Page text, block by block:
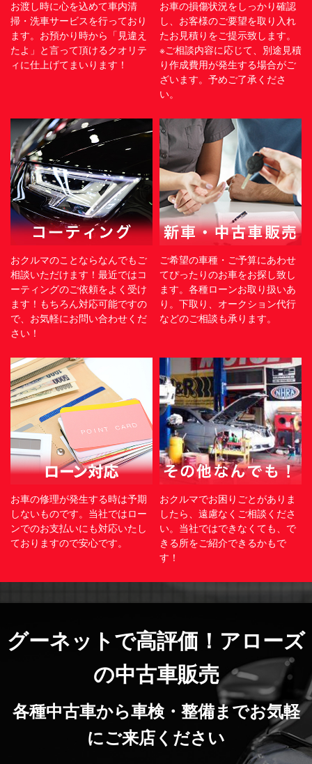
お渡し時に心を込めて車内清
掃・洗車サービスを行っており
ます。お預かり時から「見違え
たよ」と言って頂けるクオリテ
ィに仕上げてまいります！
お車の損傷状況をしっかり確認
し、お客様のご要望を取り入れ
たお見積りをご提示致します。
※ご相談内容に応じて、別途見積
り作成費用が発生する場合がご
ざいます。予めご了承くださ
い。
おクルマのことならなんでもご
相談いただけます！最近ではコ
ーティングのご依頼をよく受け
ます！もちろん対応可能ですの
で、お気軽にお問い合わせくだ
さい！
ご希望の車種・ご予算にあわせ
てぴったりのお車をお探し致し
ます。各種ローンお取り扱いあ
り。下取り、オークション代行
などのご相談も承ります。
お車の修理が発生する時は予期
しないものです。当社ではロー
ンでのお支払いにも対応いたし
ておりますので安心です。
おクルマでお困りごとがありま
したら、遠慮なくご相談くださ
い。当社ではできなくても、で
きる所をご紹介できるかもで
す！
グーネットで高評価！アローズ
の中古車販売
各種中古車から車検・整備までお気軽
にご来店ください